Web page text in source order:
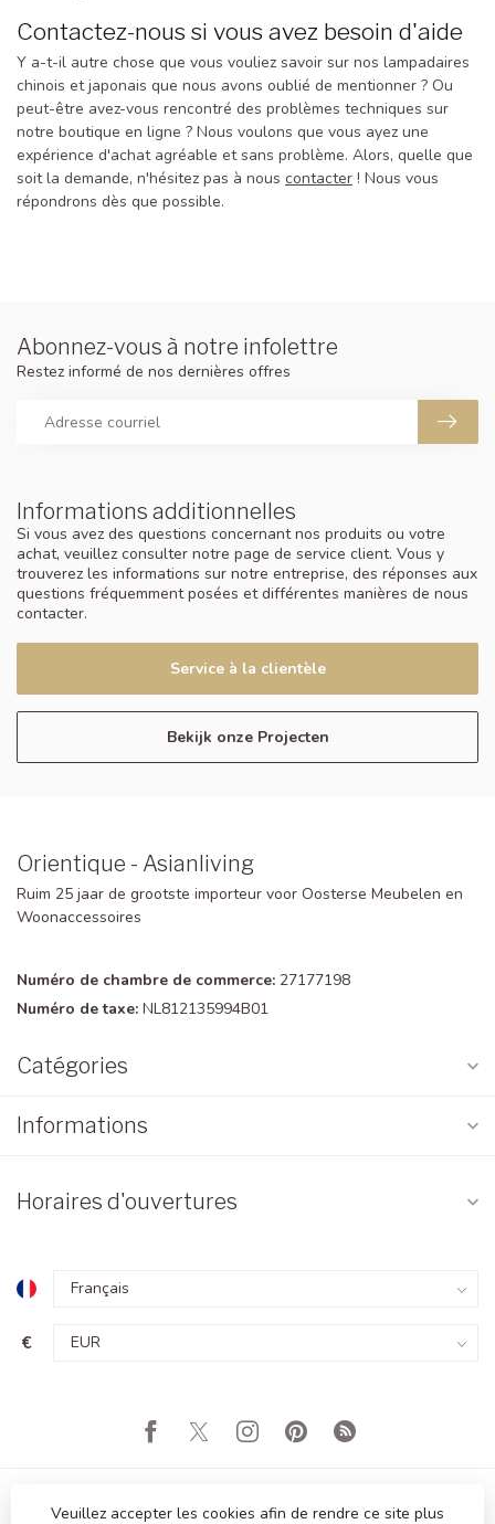
Contactez-nous si vous avez besoin d'aide
Y a-t-il autre chose que vous vouliez savoir sur nos lampadaires
chinois et japonais que nous avons oublié de mentionner ? Ou
peut-être avez-vous rencontré des problèmes techniques sur
notre boutique en ligne ? Nous voulons que vous ayez une
expérience d'achat agréable et sans problème. Alors, quelle que
soit la demande, n'hésitez pas à nous contacter ! Nous vous
répondrons dès que possible.
Informations additionnelles
Si vous avez des questions concernant nos produits ou votre
achat, veuillez consulter notre page de service client. Vous y
trouverez les informations sur notre entreprise, des réponses aux
questions fréquemment posées et différentes manières de nous
contacter.
Service à la clientèle
Bekijk onze Projecten
Abonnez-vous à notre infolettre
Restez informé de nos dernières offres
Orientique - Asianliving
Ruim 25 jaar de grootste importeur voor Oosterse Meubelen en
Woonaccessoires
Numéro de chambre de commerce: 27177198
Numéro de taxe: NL812135994B01
Catégories
Informations
Horaires d'ouvertures
€
Veuillez accepter les cookies afin de rendre ce site plus